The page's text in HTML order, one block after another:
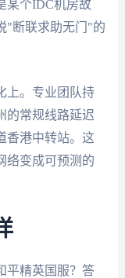
某个IDC机房故
"断联求助无门"的
上。专业团队持
的常规线路延迟
香港中转站。这
络变成可预测的
平精英国服？答